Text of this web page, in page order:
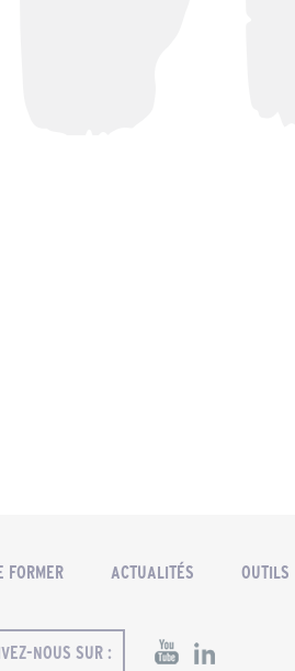
FORMER ACTUALITÉS OUTILS
NOUS SUR :